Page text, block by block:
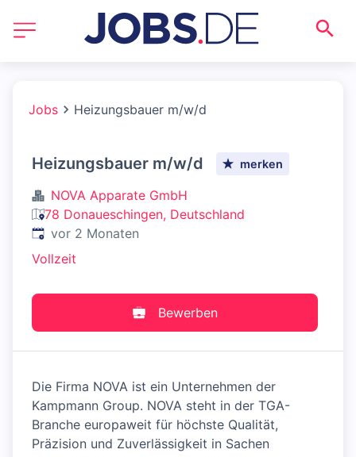
Jobs Heizungsbauer m/w/d
Heizungsbauer m/w/d merken
NOVA Apparate GmbH
78 Donaueschingen, Deutschland
Veröffentlicht:
vor 2 Monaten
Vollzeit
Bewerben
Die Firma NOVA ist ein Unternehmen der
Kampmann Group. NOVA steht in der TGA-
Branche europaweit für höchste Qualität,
Präzision und Zuverlässigkeit in Sachen